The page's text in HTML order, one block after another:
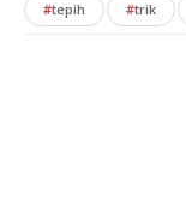
#tepih #trik